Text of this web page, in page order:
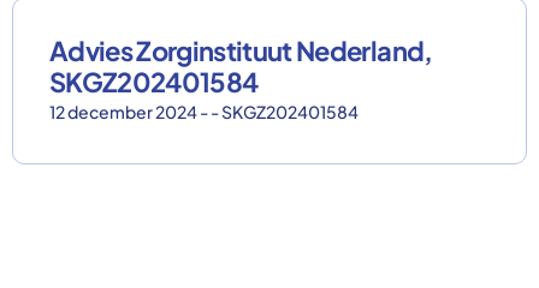
Advies Zorginstituut Nederland,
SKGZ202401584
12 december 2024 - - SKGZ202401584